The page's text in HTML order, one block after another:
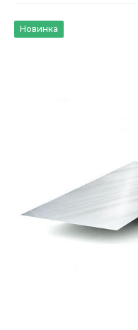
Новинка